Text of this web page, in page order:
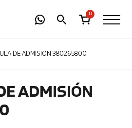
0
DE ADMISIÓN 380265800
ADMISIÓN